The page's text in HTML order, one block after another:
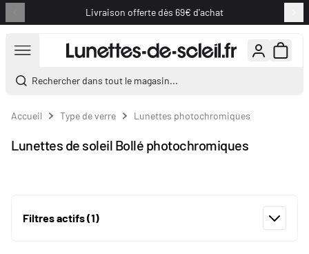
Livraison offerte dès 69€ d'achat
Rechercher dans tout le magasin...
Accueil Type de verre Lunettes photochromiques
Lunettes de soleil Bollé photochromiques
Filtres actifs(1)